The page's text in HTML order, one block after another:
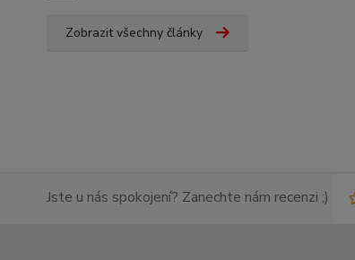
Zobrazit všechny články
Jste u nás spokojení? Zanechte nám recenzi ;)